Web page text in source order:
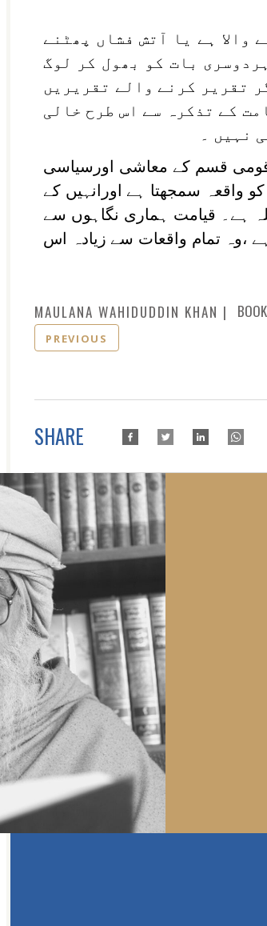
والا ہے یا آتش فشاں پھٹنے
بات کو بھول کر لوگ
تقریر کرنے والے تقریریں
کے تذکرہ سے اس طرح خالی
نہیں ۔
قومی قسم کے معاشی اورسیاسی
واقعہ سمجھتا ہے اورانہیں کے
ہے۔ قیامت ہماری نگاہوں سے
،وہ تمام واقعات سے زیادہ اس
MAULANA WAHIDUDDIN KHAN
PREVIOUS
SHARE